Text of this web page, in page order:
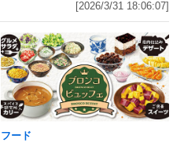
[2026/3/31 18:06:07]
フード